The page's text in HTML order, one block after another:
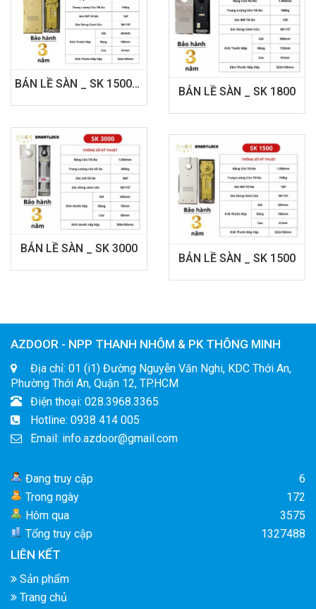
BẢN LỀ SÀN _ SK 1500PVD
BẢN LỀ SÀN _ SK 1800
BẢN LỀ SÀN _ SK 3000
BẢN LỀ SÀN _ SK 1500
AZDOOR - NPP THANH NHÔM & PK THÔNG MINH
Địa chỉ: 01 (i1) Đường Nguyễn Văn Nghi, KDC Thới An,
Phường Thới An, Quận 12, TP.HCM
Điện thoại: 028.3968.3365
Hotline: 0938 414 005
Email: info.azdoor@gmail.com
Đang truy cập
6
Trong ngày
172
Hôm qua
3575
Tổng truy cập
1327488
LIÊN KẾT
Sản phẩm
Trang chủ